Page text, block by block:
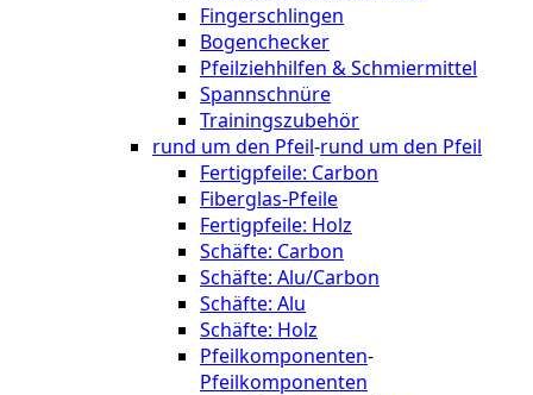
Fingerschlingen
Bogenchecker
Pfeilziehhilfen & Schmiermittel
Spannschnüre
Trainingszubehör
rund um den Pfeil-rund um den Pfeil
Fertigpfeile: Carbon
Fiberglas-Pfeile
Fertigpfeile: Holz
Schäfte: Carbon
Schäfte: Alu/Carbon
Schäfte: Alu
Schäfte: Holz
Pfeilkomponenten-
Pfeilkomponenten